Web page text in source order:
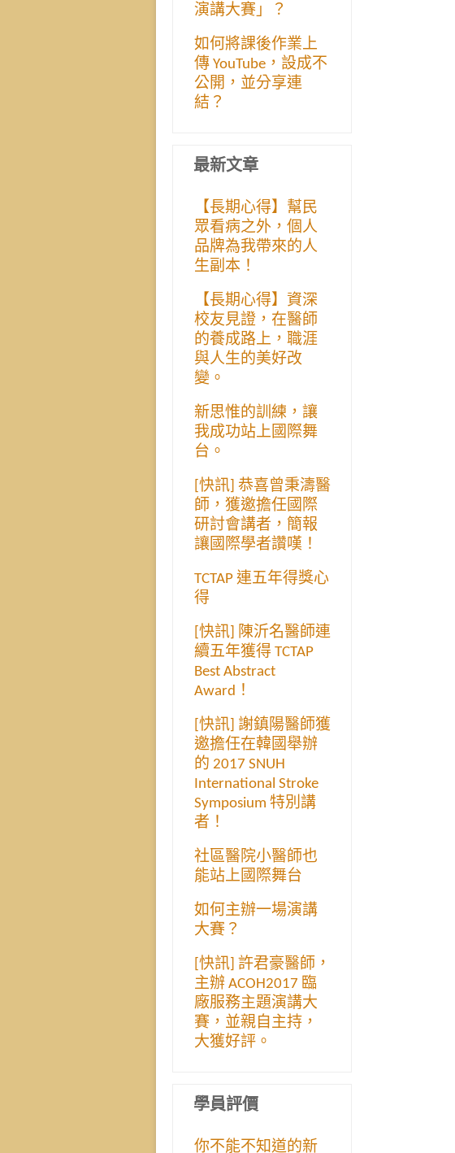
演講大賽」？
如何將課後作業上
傳 YouTube，設成不
公開，並分享連
結？
最新文章
【長期心得】幫民
眾看病之外，個人
品牌為我帶來的人
生副本！
【長期心得】資深
校友見證，在醫師
的養成路上，職涯
與人生的美好改
變。
新思惟的訓練，讓
我成功站上國際舞
台。
[快訊] 恭喜曾秉濤醫
師，獲邀擔任國際
研討會講者，簡報
讓國際學者讚嘆！
TCTAP 連五年得獎心
得
[快訊] 陳沂名醫師連
續五年獲得 TCTAP
Best Abstract
Award！
[快訊] 謝鎮陽醫師獲
邀擔任在韓國舉辦
的 2017 SNUH
International Stroke
Symposium 特別講
者！
社區醫院小醫師也
能站上國際舞台
如何主辦一場演講
大賽？
[快訊] 許君豪醫師，
主辦 ACOH2017 臨
廠服務主題演講大
賽，並親自主持，
大獲好評。
學員評價
你不能不知道的新